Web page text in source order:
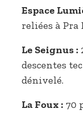
Espace
reliées à Pra
Le Seignus :
descentes
dénivelé.
La Foux : 70